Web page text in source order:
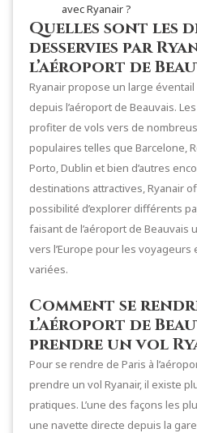
avec Ryanair ?
Quelles sont les
desservies par
l’aéroport de
Ryanair propose un large
depuis l’aéroport de Beauvais.
profiter de vols vers de
populaires telles que Barcelone,
Porto, Dublin et bien d’autres
destinations attractives, Ryanair
possibilité d’explorer différents
faisant de l’aéroport de Beauvais
vers l’Europe pour les voyageurs
variées.
Comment se
l’aéroport de
prendre un vol
Pour se rendre de Paris à
prendre un vol Ryanair, il existe
pratiques. L’une des façons les
une navette directe depuis la